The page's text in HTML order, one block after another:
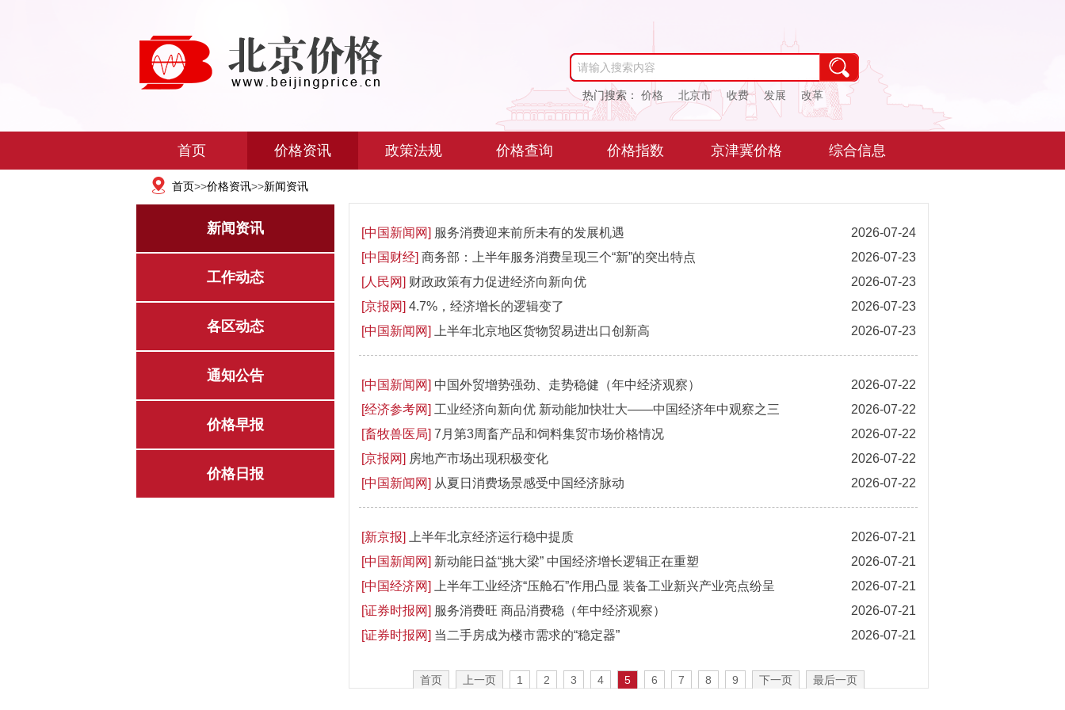
请输入搜索内容
热门搜索： 价格 北京市 收费 发展 改革
首页 价格资讯 政策法规 价格查询 价格指数 京津冀价格 综合信息
首页>>价格资讯>>新闻资讯
新闻资讯
工作动态
各区动态
通知公告
价格早报
价格日报
[中国新闻网] 服务消费迎来前所未有的发展机遇
2026-07-24
[中国财经] 商务部：上半年服务消费呈现三个“新”的突出特点
2026-07-23
[人民网] 财政政策有力促进经济向新向优
2026-07-23
[京报网] 4.7%，经济增长的逻辑变了
2026-07-23
[中国新闻网]
上半年北京地区货物贸易进出口创新高 2026-07-23
[中国新闻网] 中国外贸增势强劲、走势稳健（年中经济观察）
2026-07-22
[经济参考网] 工业经济向新向优 新动能加快壮大——中国经济年中观察之三
2026-07-22
[畜牧兽医局] 7月第3周畜产品和饲料集贸市场价格情况
2026-07-22
[京报网] 房地产市场出现积极变化
2026-07-22
[中国新闻网] 从夏日消费场景感受中国经济脉动 2026-07-22
[新京报] 上半年北京经济运行稳中提质
2026-07-21
[中国新闻网] 新动能日益“挑大梁” 中国经济增长逻辑正在重塑
2026-07-21
[中国经济网]
上半年工业经济“压舱石”作用凸显 装备工业新兴产业亮点纷呈
2026-07-21
[证券时报网] 服务消费旺 商品消费稳（年中经济观察）
2026-07-21
[证券时报网] 当二手房成为楼市需求的“稳定器” 2026-07-21
首页 上一页 1 2 3 4 5 6 7 8 9 下一页 最后一页